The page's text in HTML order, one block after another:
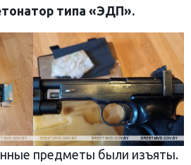
типа «ЭДП».
предметы были изъяты.